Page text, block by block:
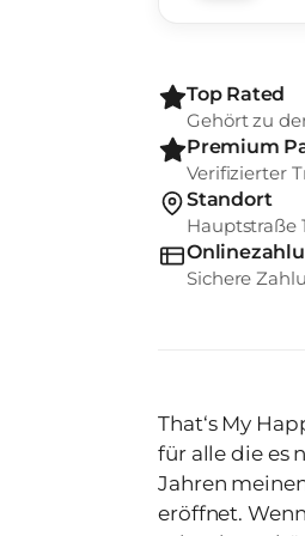
Top Rated
Gehört zu
Premium
Verifizierter
Standort
Hauptstraße
Sichere
That‘s My Happy
für alle die es
Jahren
eröffnet.